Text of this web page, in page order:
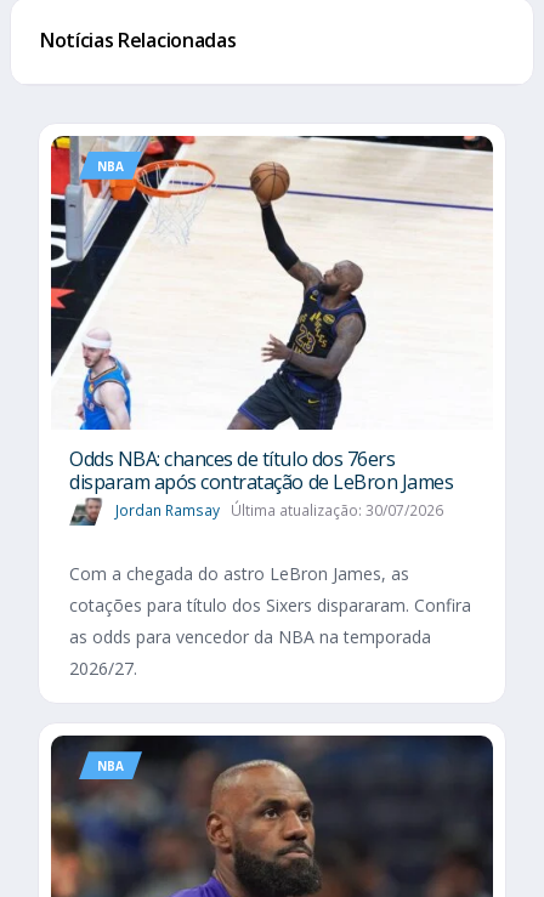
Notícias Relacionadas
NBA
Odds NBA: chances de título dos 76ers
disparam após contratação de LeBron James
Jordan Ramsay Última atualização: 30/07/2026
Com a chegada do astro LeBron James, as
cotações para título dos Sixers dispararam. Confira
as odds para vencedor da NBA na temporada
2026/27.
NBA